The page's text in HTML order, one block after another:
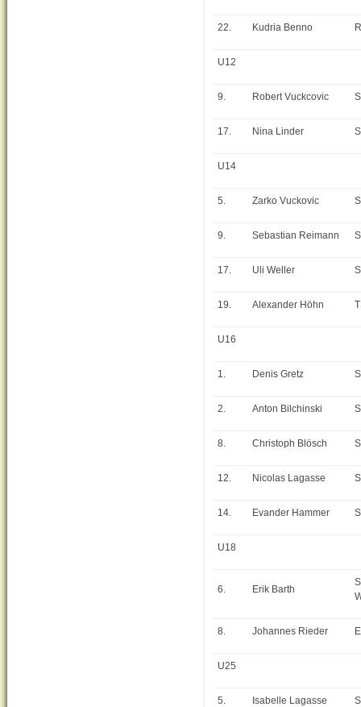
22. Kudria Benno
U12
9. Robert Vuckcovic
17. Nina Linder
U14
5. Zarko Vuckovic
9. Sebastian Reimann
17. Uli Weller
19. Alexander Höhn
U16
1. Denis Gretz
2. Anton Bilchinski
8. Christoph Blösch
12. Nicolas Lagasse
14. Evander Hammer
U18
6. Erik Barth
8. Johannes Rieder
U25
5. Isabelle Lagasse